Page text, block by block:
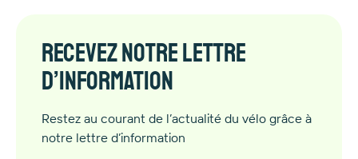
Recevez notre lettre
d’information
Restez au courant de l’actualité du vélo grâce à
notre lettre d’information